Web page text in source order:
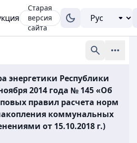
Старая
версия
сайта
энергетики Республики
2014 года № 145 «Об
правил расчета норм
коммунальных
от 15.10.2018 г.)